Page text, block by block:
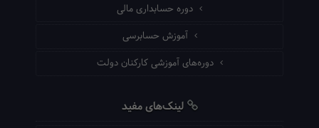
دوره حسابداری مالی
آموزش حسابرسی
دوره‌های آموزشی کارکنان دولت
لینک‌های مفید